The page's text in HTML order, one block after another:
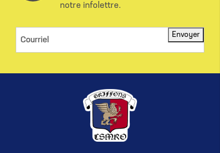
notre infolettre.
Courriel
Envoyer